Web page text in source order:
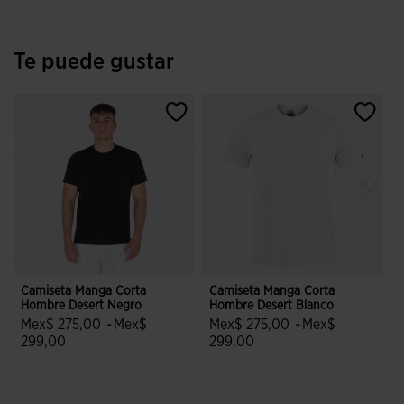
Te puede gustar
Camiseta Manga Corta
Hombre Desert Negro
Mex$ 275,00 - Mex$
299,00
Camiseta Manga Corta
Hombre Desert Blanco
Mex$ 275,00 - Mex$
299,00